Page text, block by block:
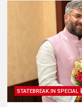
STATEBREAK.IN SPECIAL